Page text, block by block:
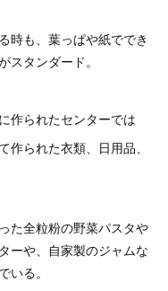
時も、葉っぱや紙ででき
スタンダード。
作られたセンターでは
られた衣類、日用品、
た全粒粉の野菜パスタや
ーや、自家製のジャムな
いる。